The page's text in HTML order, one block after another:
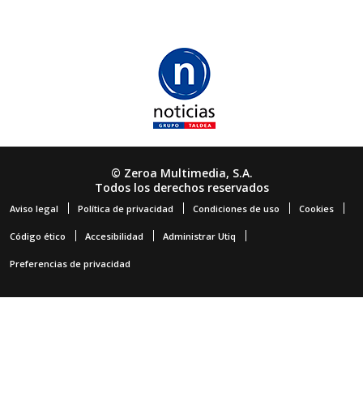
© Zeroa Multimedia, S.A.
Todos los derechos reservados
Aviso legal Política de privacidad Condiciones de uso Cookies
Código ético Accesibilidad Administrar Utiq
Preferencias de privacidad